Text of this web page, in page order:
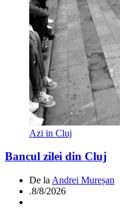
Azi in Cluj
Bancul zilei din Cluj
De la Andrei Mureșan
.8/8/2026